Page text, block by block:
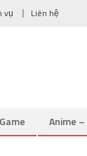
vụ Liên hệ
Anime